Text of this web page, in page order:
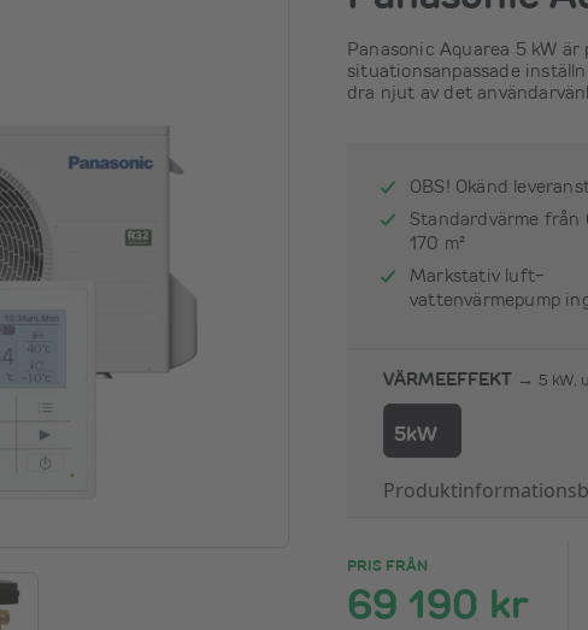
Panasonic Aquarea 5 kW
situationsanpassade
dra njut av det
OBS! Okänd
Standardvärme från
170 m²
Markstativ luft-
vattenvärmepump
VÄRMEEFFEKT → 5 kW,
5kW
PRIS FRÅN
69 190 kr